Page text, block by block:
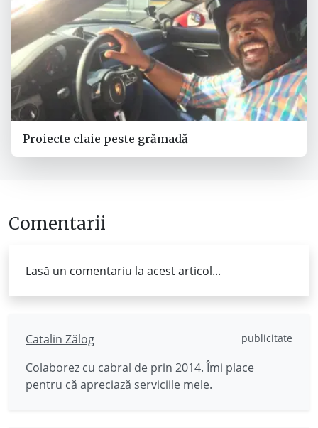
Proiecte claie peste grămadă
Comentarii
Lasă un comentariu la acest articol...
Catalin Zălog publicitate
Colaborez cu cabral de prin 2014. Îmi place
pentru că apreciază serviciile mele.